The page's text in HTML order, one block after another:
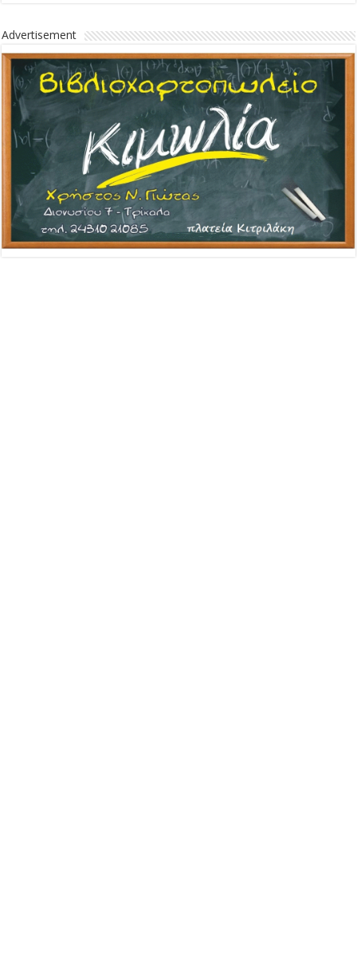
Advertisement